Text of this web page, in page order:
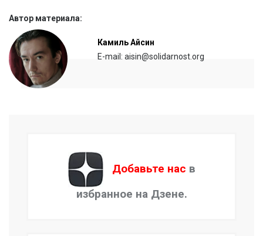
Автор материала:
Камиль Айсин
E-mail: aisin@solidarnost.org
Добавьте нас в
избранное на Дзене.